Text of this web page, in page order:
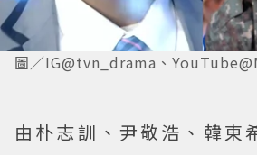
圖／IG@tvn_drama、
由朴志訓、尹敬浩、韓東